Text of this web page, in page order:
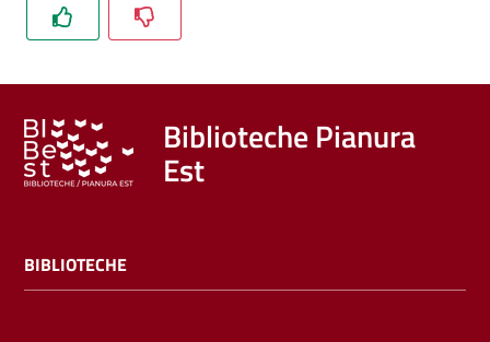
libri
film
Calendario
Biblioteche Pianura
Est
BIBLIOTECHE